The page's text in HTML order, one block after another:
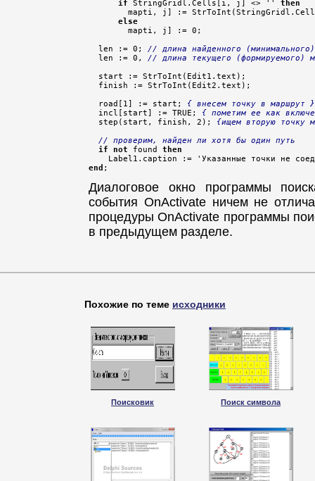
if StringGridl.Cells[i, j] <> '' then
mapti, j] :=
else
        mapti, j] := 0;
  len := 0;
// длина найденного
  len := 0,
// длина текущего (формируемого)
  start := StrToInt(Edit1.text);
  finish := StrToInt(Edit2.text);
  road[1] := start;
{ внесем точку в маршрут }
  incl[start] := TRUE;
{ пометим ее как
  step(start, finish, 2);
{ищем вторую точку
// проверим, найден ли хотя бы один путь
if
not found then
end ;
Диалоговое окно программы
события OnActivate ничем не
процедуры OnActivate программы
в предыдущем разделе.
Похожие по теме исходники
Поисковик Поиск символа